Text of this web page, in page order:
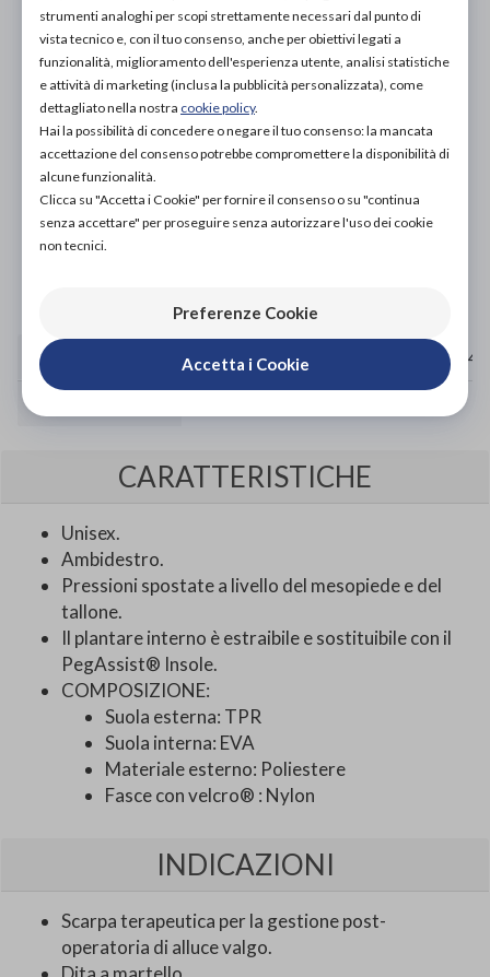
Organizza prova in negozio
Scarica il coupon
Aggiungi al carrello
MISURA SCARPA 33.5 - 37 37.5 - 39.5
CARATTERISTICHE
Unisex.
Ambidestro.
Pressioni spostate a livello del mesopiede e del
tallone.
Il plantare interno è estraibile e sostituibile con il
PegAssist® Insole.
COMPOSIZIONE:
Suola esterna: TPR
Suola interna: EVA
Materiale esterno: Poliestere
Fasce con velcro® : Nylon
INDICAZIONI
Scarpa terapeutica per la gestione post-
operatoria di alluce valgo.
strumenti analoghi per scopi strettamente necessari dal punto di
vista tecnico e, con il tuo consenso, anche per obiettivi legati a
funzionalità, miglioramento dell'esperienza utente, analisi statistiche
e attività di marketing (inclusa la pubblicità personalizzata), come
dettagliato nella nostra cookie policy.
Hai la possibilità di concedere o negare il tuo consenso: la mancata
accettazione del consenso potrebbe compromettere la disponibilità di
alcune funzionalità.
Clicca su "Accetta i Cookie" per fornire il consenso o su "continua
senza accettare" per proseguire senza autorizzare l'uso dei cookie
non tecnici.
Preferenze Cookie
Accetta i Cookie